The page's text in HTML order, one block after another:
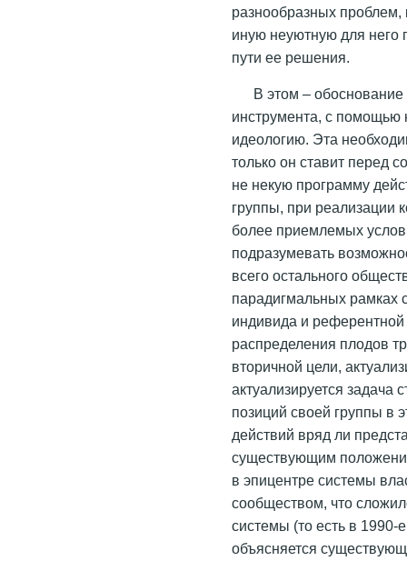
разнообразных проблем,
иную неуютную для него
пути ее решения.
В этом – обоснование
инструмента, с помощью
идеологию. Эта
только он ставит перед
не некую программу
группы, при реализации
более приемлемых
подразумевать
всего остального
парадигмальных рамках
индивида и референтной
распределения плодов
вторичной цели,
актуализируется задача
позиций своей группы в
действий вряд ли
существующим
в эпицентре системы
сообществом, что
системы (то есть в 1990-
объясняется